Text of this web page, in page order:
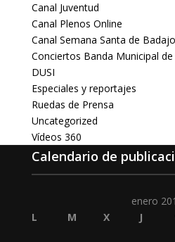
Canal Juventud
Canal Plenos Online
Canal Semana Santa de
Conciertos Banda Municipal
DUSI
Especiales y reportajes
Ruedas de Prensa
Uncategorized
Vídeos 360
Calendario de
enero
L
M X J